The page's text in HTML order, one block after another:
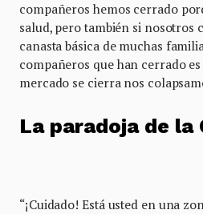
compañeros hemos cerrado
salud, pero también si nosotros
canasta básica de muchas
compañeros que han cerrado
mercado se cierra nos
La paradoja de la
“¡Cuidado! Está usted en una